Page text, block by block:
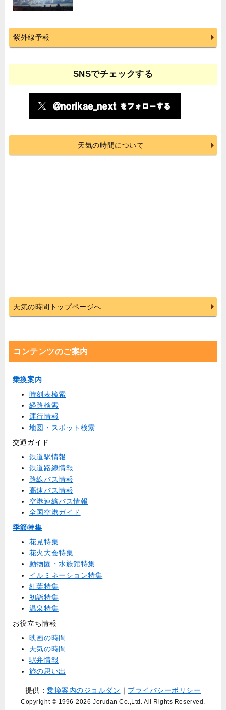
紫外線予報
SNSでチェックする
天気の時間について
天気の時間トップページへ
コンテンツのご案内
乗換案内
時刻表検索
経路検索
運行情報
地図・スポット検索
交通ガイド
鉄道駅情報
鉄道路線情報
路線バス情報
高速バス情報
空港連絡バス情報
全国空港ガイド
季節特集
花見特集
花火大会特集
動物園・水族館特集
イルミネーション特集
紅葉特集
初詣特集
温泉特集
お役立ち情報
映画の時間
天気の時間
駅弁情報
旅の思い出
提供：乗換案内のジョルダン ｜ プライバシーポリシー
Copyright © 1996-2026 Jorudan Co.,Ltd. All Rights Reserved.